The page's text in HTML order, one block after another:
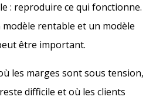
: reproduire ce qui fonctionne.
rentable et un modèle
être important.
les marges sont sous tension,
difficile et où les clients